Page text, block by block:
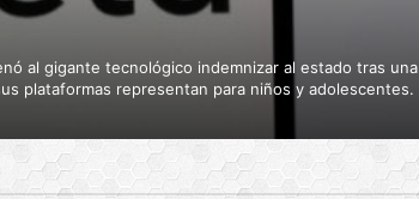
al gigante tecnológico indemnizar al estado tras una
plataformas representan para niños y adolescentes.